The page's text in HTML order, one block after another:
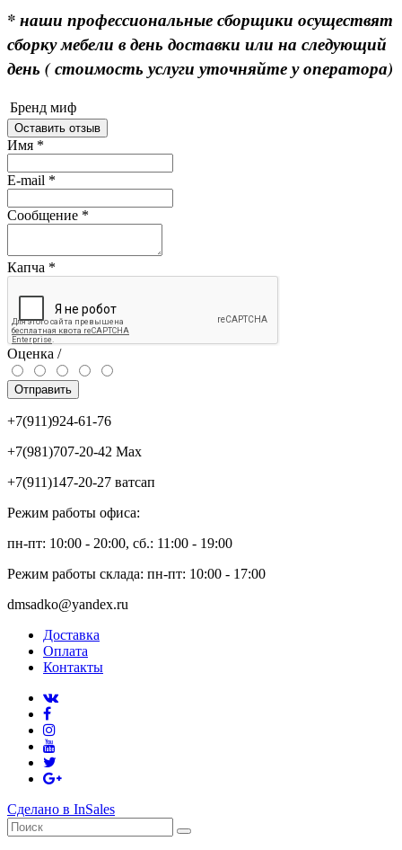
* наши профессиональные сборщики осуществят
сборку мебели в день доставки или на следующий
день ( стоимость услуги уточняйте у оператора)
Бренд миф
Оставить отзыв
Имя *
E-mail *
Сообщение *
Капча *
Оценка /
Отправить
+7(911)924-61-76
+7(981)707-20-42 Max
+7(911)147-20-27 ватсап
Режим работы офиса:
пн-пт: 10:00 - 20:00, сб.: 11:00 - 19:00
Режим работы склада: пн-пт: 10:00 - 17:00
dmsadko@yandex.ru
Доставка
Оплата
Контакты
Сделано в InSales